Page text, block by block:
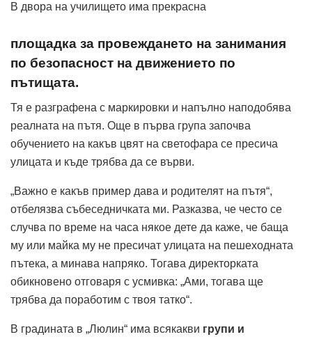
В двора на училището има прекрасна
площадка за провеждането на занимания
по безопасност на движението по
пътищата.
Тя е разграфена с маркировки и напълно наподобява
реалната на пътя. Още в първа група започва
обучението на какъв цвят на светофара се пресича
улицата и къде трябва да се върви.
„Важно е какъв пример дава и родителят на пътя“,
отбелязва събеседничката ми. Разказва, че често се
случва по време на часа някое дете да каже, че баща
му или майка му не пресичат улицата на пешеходната
пътека, а минава напряко. Тогава директорката
обикновено отговаря с усмивка: „Ами, тогава ще
трябва да поработим с твоя татко“.
В градината в „Люлин“ има всякакви групи и